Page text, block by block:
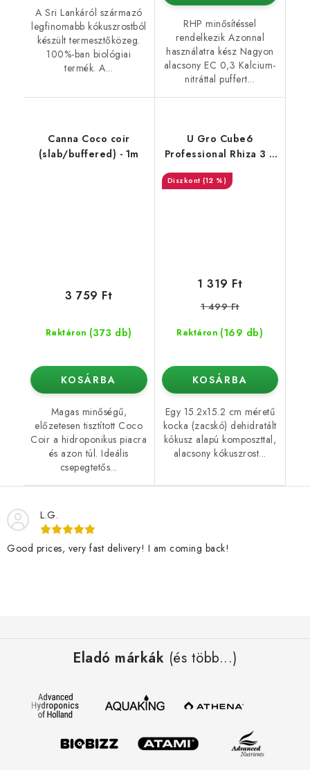
A Sri Lankáról származó
legfinomabb kókuszrostból
készült termesztőközeg.
100%-ban biológiai
termék. A...
RHP minősítéssel
rendelkezik Azonnal
használatra kész Nagyon
alacsony EC 0,3 Kalcium-
nitráttal puffert...
Canna Coco coir
(slab/buffered) - 1m
Raktáron (373 db)
3 759 Ft
KOSÁRBA
Magas minőségű,
előzetesen tisztított Coco
Coir a hidroponikus piacra
és azon túl. Ideális
csepegtetős...
U Gro Cube6
Professional Rhiza 3 l,
400 g
(12 %)
Raktáron (169 db)
1 319 Ft
1 499 Ft
KOSÁRBA
Egy 15.2x15.2 cm méretű
kocka (zacskó) dehidratált
kókusz alapú komposzttal,
alacsony kókuszrost...
L.G.
Good prices, very fast delivery! I am coming back!
Eladó márkák (és több...)